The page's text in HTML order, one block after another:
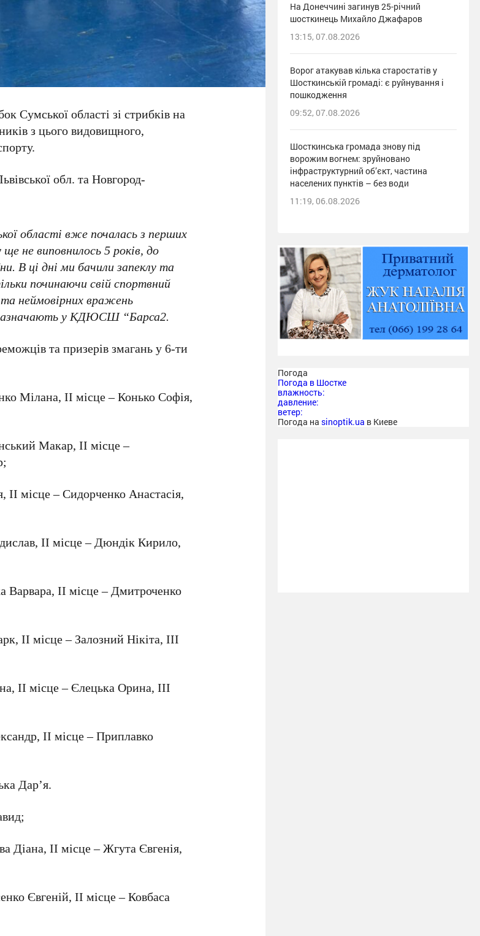
Сумської області зі стрибків на
з цього видовищного,
обл. та Новгород-
області вже почалась з перших
не виповнилось 5 років, до
В ці дні ми бачили запеклу та
починаючи свій спортвний
неймовірних вражень
зазначають у КДЮСШ “Барса2.
та призерів змагань у 6-ти
Мілана, ІІ місце – Конько Софія,
Макар, ІІ місце –
ІІ місце – Сидорченко Анастасія,
ІІ місце – Дюндік Кирило,
Варвара, ІІ місце – Дмитроченко
ІІ місце – Залозний Нікіта, ІІІ
ІІ місце – Єлецька Орина, ІІІ
ІІ місце – Приплавко
Дар’я.
Діана, ІІ місце – Жгута Євгенія,
Євгеній, ІІ місце – Ковбаса
На Донеччині загинув 25-річний
шосткинець Михайло Джафаров
13:15, 07.08.2026
Ворог атакував кілька старостатів у
Шосткинській громаді: є руйнування і
пошкодження
09:52, 07.08.2026
Шосткинська громада знову під
ворожим вогнем: зруйновано
інфраструктурний об’єкт, частина
населених пунктів – без води
11:19, 06.08.2026
Погода
Погода в Шостке
влажность:
давление:
ветер:
Погода на sinoptik.ua в Киеве